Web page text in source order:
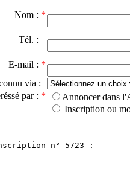
Nom : *
Tél. :
E-mail : *
via :
par : *
Annoncer dans
Inscription ou